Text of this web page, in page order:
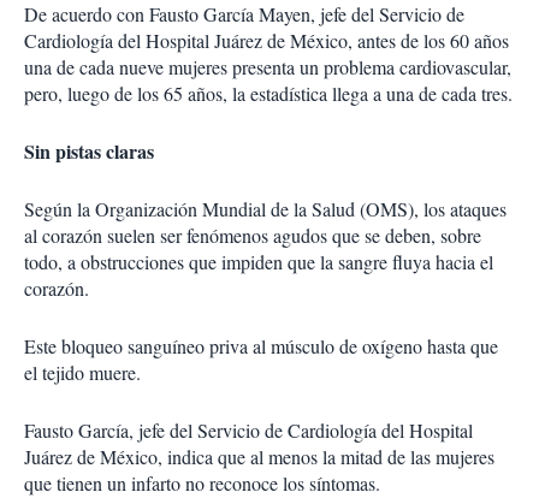
De acuerdo con Fausto García Mayen, jefe del Servicio de
Cardiología del Hospital Juárez de México, antes de los 60 años
una de cada nueve mujeres presenta un problema cardiovascular,
pero, luego de los 65 años, la estadística llega a una de cada tres.
Sin pistas claras
Según la Organización Mundial de la Salud (OMS), los ataques
al corazón suelen ser fenómenos agudos que se deben, sobre
todo, a obstrucciones que impiden que la sangre fluya hacia el
corazón.
Este bloqueo sanguíneo priva al músculo de oxígeno hasta que
el tejido muere.
Fausto García, jefe del Servicio de Cardiología del Hospital
Juárez de México, indica que al menos la mitad de las mujeres
que tienen un infarto no reconoce los síntomas.